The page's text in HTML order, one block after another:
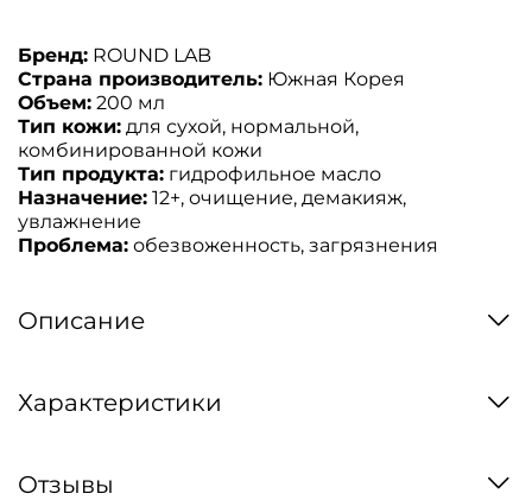
Бренд: ROUND LAB
Страна производитель: Южная Корея
Объем: 200 мл
Тип кожи: для сухой, нормальной,
комбинированной кожи
Тип продукта: гидрофильное масло
Назначение: 12+, очищение, демакияж,
увлажнение
Проблема: обезвоженность, загрязнения
Описание
Характеристики
Отзывы